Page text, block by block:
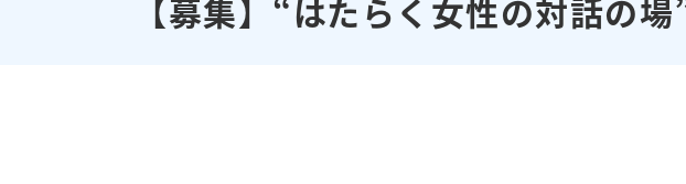
【募集】“はたらく女性の対話の